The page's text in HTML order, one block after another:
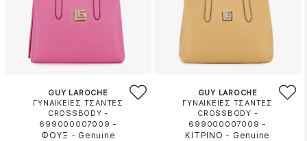
GUY LAROCHE
ΓΥΝΑΙΚΕΙΕΣ ΤΣΑΝΤΕΣ
CROSSBODY -
699000007009 -
ΦΟΥΞ - Genuine
GUY LAROCHE
ΓΥΝΑΙΚΕΙΕΣ ΤΣΑΝΤΕΣ
CROSSBODY -
699000007009 -
ΚΙΤΡΙΝΟ - Genuine